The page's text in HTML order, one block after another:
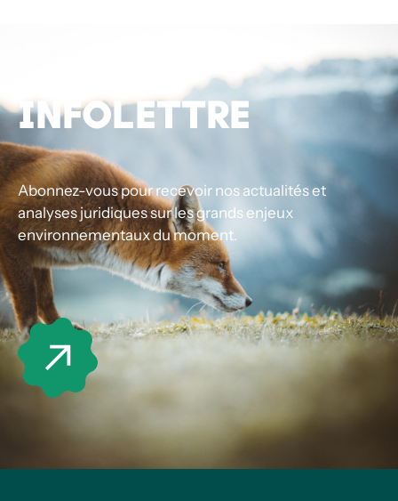
INFOLETTRE
Abonnez-vous pour recevoir nos actualités et
analyses juridiques sur les grands enjeux
environnementaux du moment.